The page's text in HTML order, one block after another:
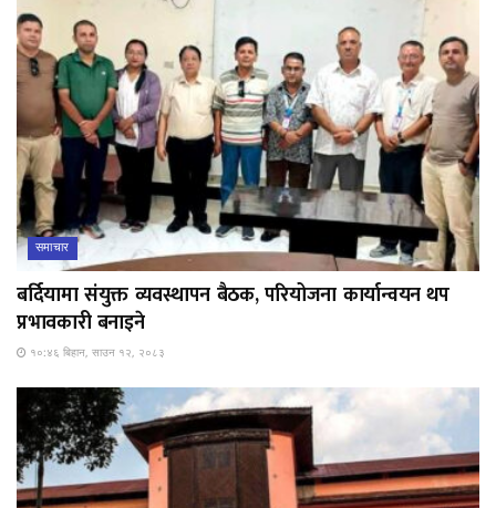
समाचार
बर्दियामा संयुक्त व्यवस्थापन बैठक, परियोजना कार्यान्वयन थप
प्रभावकारी बनाइने
१०:४६ बिहान, साउन १२, २०८३